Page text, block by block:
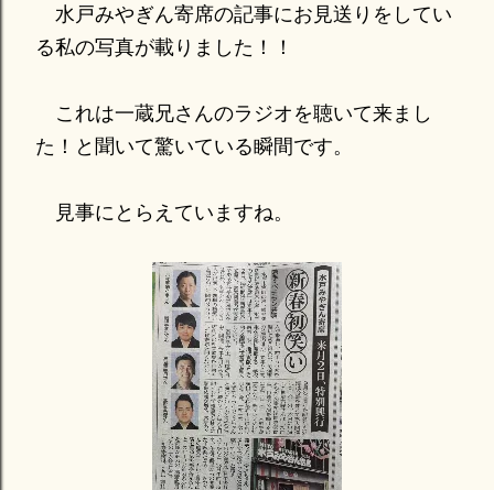
水戸みやぎん寄席の記事にお見送りをしてい
る私の写真が載りました！！
これは一蔵兄さんのラジオを聴いて来まし
た！と聞いて驚いている瞬間です。
見事にとらえていますね。